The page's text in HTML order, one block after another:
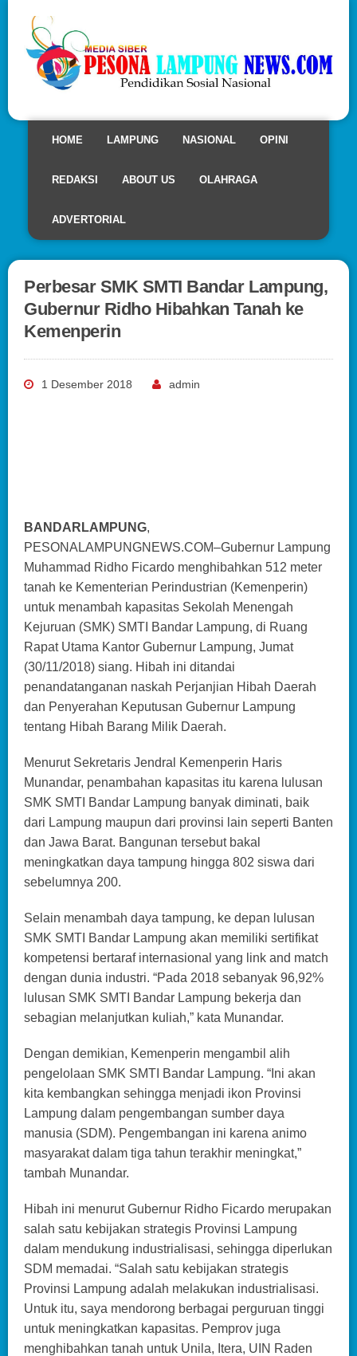
HOME LAMPUNG NASIONAL OPINI
REDAKSI ABOUT US OLAHRAGA
ADVERTORIAL
Perbesar SMK SMTI Bandar Lampung,
Gubernur Ridho Hibahkan Tanah ke
Kemenperin
1 Desember 2018 admin
BANDARLAMPUNG,
PESONALAMPUNGNEWS.COM–Gubernur Lampung
Muhammad Ridho Ficardo menghibahkan 512 meter
tanah ke Kementerian Perindustrian (Kemenperin)
untuk menambah kapasitas Sekolah Menengah
Kejuruan (SMK) SMTI Bandar Lampung, di Ruang
Rapat Utama Kantor Gubernur Lampung, Jumat
(30/11/2018) siang. Hibah ini ditandai
penandatanganan naskah Perjanjian Hibah Daerah
dan Penyerahan Keputusan Gubernur Lampung
tentang Hibah Barang Milik Daerah.
Menurut Sekretaris Jendral Kemenperin Haris
Munandar, penambahan kapasitas itu karena lulusan
SMK SMTI Bandar Lampung banyak diminati, baik
dari Lampung maupun dari provinsi lain seperti Banten
dan Jawa Barat. Bangunan tersebut bakal
meningkatkan daya tampung hingga 802 siswa dari
sebelumnya 200.
Selain menambah daya tampung, ke depan lulusan
SMK SMTI Bandar Lampung akan memiliki sertifikat
kompetensi bertaraf internasional yang link and match
dengan dunia industri. “Pada 2018 sebanyak 96,92%
lulusan SMK SMTI Bandar Lampung bekerja dan
sebagian melanjutkan kuliah,” kata Munandar.
Dengan demikian, Kemenperin mengambil alih
pengelolaan SMK SMTI Bandar Lampung. “Ini akan
kita kembangkan sehingga menjadi ikon Provinsi
Lampung dalam pengembangan sumber daya
manusia (SDM). Pengembangan ini karena animo
masyarakat dalam tiga tahun terakhir meningkat,”
tambah Munandar.
Hibah ini menurut Gubernur Ridho Ficardo merupakan
salah satu kebijakan strategis Provinsi Lampung
dalam mendukung industrialisasi, sehingga diperlukan
SDM memadai. “Salah satu kebijakan strategis
Provinsi Lampung adalah melakukan industrialisasi.
Untuk itu, saya mendorong berbagai perguruan tinggi
untuk meningkatkan kapasitas. Pemprov juga
menghibahkan tanah untuk Unila, Itera, UIN Raden